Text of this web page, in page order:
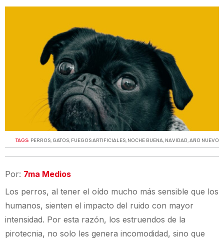
TAGS: PERROS, GATOS, FUEGOS ARTIFICIALES, NOCHE BUENA, NAVIDAD,AÑO NUEVO
Por: 7ma Medios
Los perros, al tener el oído mucho más sensible que los
humanos, sienten el impacto del ruido con mayor
intensidad. Por esta razón, los estruendos de la
pirotecnia, no solo les genera incomodidad, sino que